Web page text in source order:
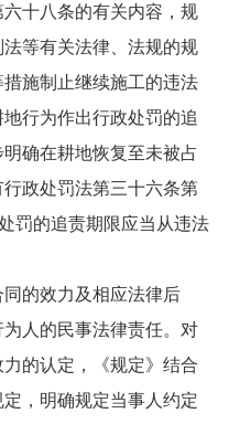
十八条的有关内容，规
等有关法律、法规的规
施制止继续施工的违法
行为作出行政处罚的追
确在耕地恢复至未被占
政处罚法第三十六条第
罚的追责期限应当从违法
的效力及相应法律后
人的民事法律责任。对
的认定，《规定》结合
，明确规定当事人约定